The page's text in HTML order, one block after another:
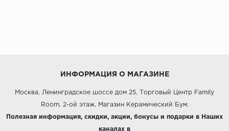
ИНФОРМАЦИЯ О МАГАЗИНЕ
Москва, Ленинградское шоссе дом 25, Торговый Центр Family
Room, 2-ой этаж, Магазин Керамический Бум.
Полезная информация, скидки, акции, бонусы и подарки в Наших
каналах в